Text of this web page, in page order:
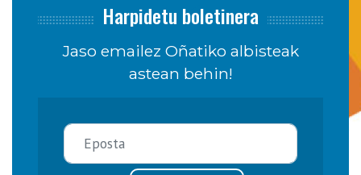
Harpidetu boletinera
Jaso emailez Oñatiko albisteak
astean behin!